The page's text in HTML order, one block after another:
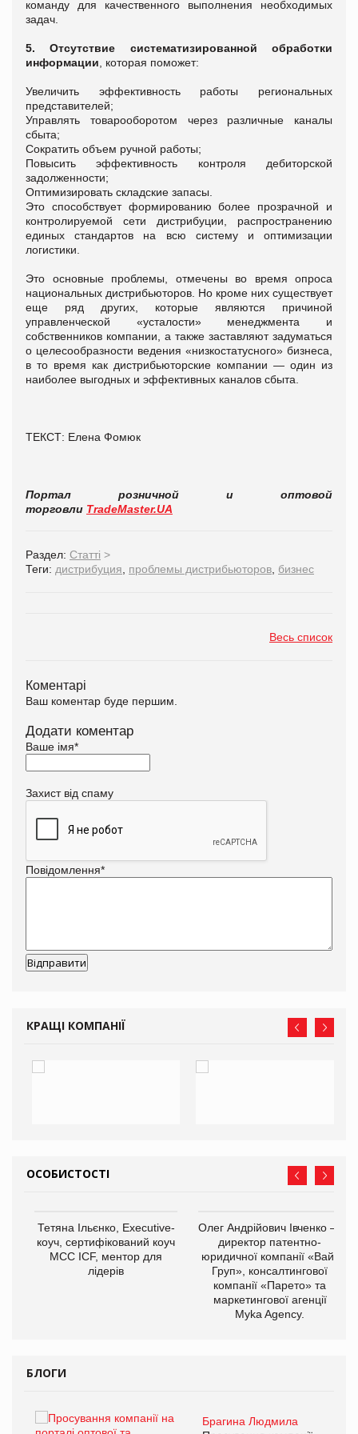
команду для качественного выполнения необходимых
задач.
5. Отсутствие систематизированной обработки
информации , которая поможет:
Увеличить эффективность работы региональных
представителей;
Управлять товарооборотом через различные каналы
сбыта;
Сократить объем ручной работы;
Повысить эффективность контроля дебиторской
задолженности;
Оптимизировать складские запасы.
Это способствует формированию более прозрачной и
контролируемой сети дистрибуции, распространению
единых стандартов на всю систему и оптимизации
логистики.
Это основные проблемы, отмечены во время опроса
национальных дистрибьюторов. Но кроме них существует
еще ряд других, которые являются причиной
управленческой «усталости» менеджмента и
собственников компании, а также заставляют задуматься
о целесообразности ведения «низкостатусного» бизнеса,
в то время как дистрибьюторские компании — один из
наиболее выгодных и эффективных каналов сбыта.
ТЕКСТ: Елена Фомюк
Портал розничной и оптовой
торговли TradeMaster.UA
Раздел: Статті >
Теги: дистрибуция проблемы дистрибьюторов бизнес
Весь список
Коментарі
Ваш коментар буде першим.
Додати коментар
Ваше імя*
Захист від спаму
Повідомлення*
КРАЩІ КОМПАНІЇ
ОСОБИСТОСТІ
Тетяна Ільєнко, Executive-
коуч, сертифікований коуч
МСС ICF, ментор для
лідерів
Олег Андрійович Івченко —
директор патентно-
юридичної компанії «Вайз
Груп», консалтингової
компанії «Парето» та
маркетингової агенції
Myka Agency.
БЛОГИ
Брагина Людмила